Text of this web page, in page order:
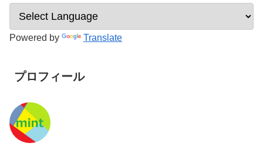
Powered by Translate
プロフィール